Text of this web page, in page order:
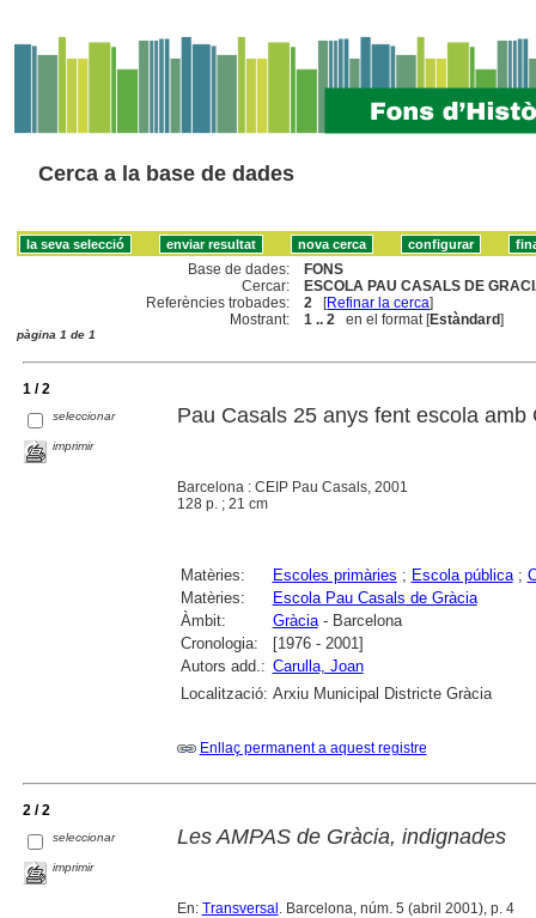
Cerca a la base de dades
Base de dades:
FONS
Cercar:
ESCOLA PAU CASALS DE
Referències trobades:
2 [Refinar la cerca]
Mostrant:
1 .. 2 en el format [Estàndard]
pàgina 1 de 1
1 / 2
seleccionar
imprimir
Pau Casals 25 anys fent escola amb
Barcelona : CEIP Pau Casals, 2001
128 p. ; 21 cm
Matèries: Escoles primàries ; Escola pública;
Matèries:
Escola Pau Casals de Gràcia
Àmbit:
Gràcia- Barcelona
Cronologia:
[1976 - 2001]
Autors add.: Carulla, Joan
Localització: Arxiu Municipal Districte Gràcia
Enllaç permanent a aquest registre
2 / 2
seleccionar
imprimir
Les AMPAS de Gràcia, indignades
En: Transversal . Barcelona, núm. 5 (abril 2001), p. 4